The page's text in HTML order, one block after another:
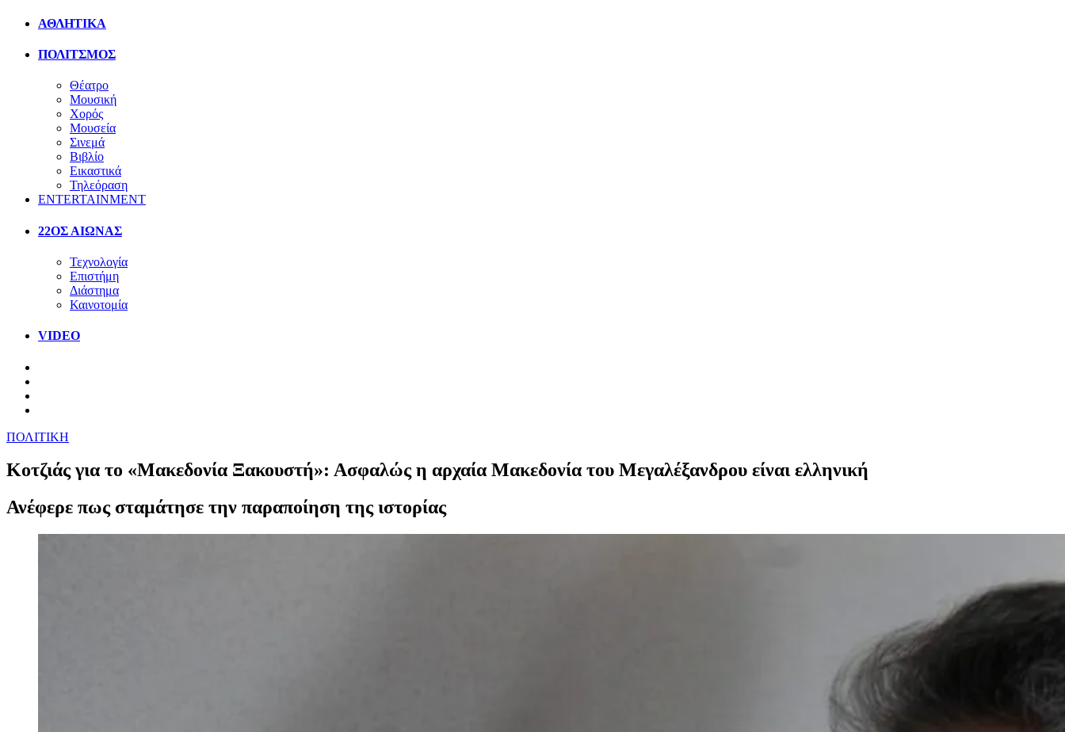
ΑΘΛΗΤΙΚΑ
ΠΟΛΙΤΣΜΟΣ
Θέατρο
Μουσική
Χορός
Μουσεία
Σινεμά
Βιβλίο
Εικαστικά
Τηλεόραση
ENTERTAINMENT
22ΟΣ ΑΙΩΝΑΣ
Τεχνολογία
Επιστήμη
Διάστημα
Καινοτομία
VIDEO
ΠΟΛΙΤΙΚΗ
Κοτζιάς για το «Μακεδονία Ξακουστή»: Ασφαλώς η αρχαία Μακεδονία του Μεγαλέξανδρου είναι ελληνική
Ανέφερε πως σταμάτησε την παραποίηση της ιστορίας